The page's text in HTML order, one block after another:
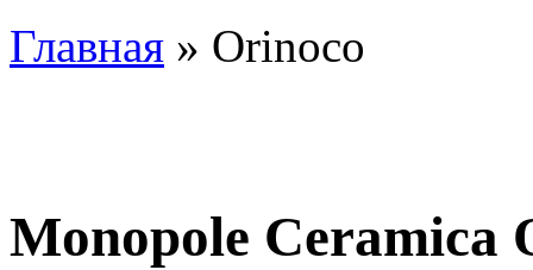
Главная » Orinoco
Monopole Ceramica